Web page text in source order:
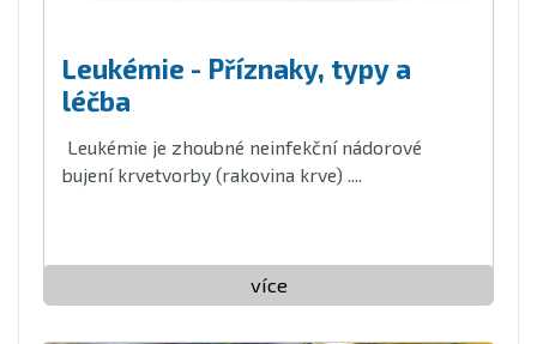
Leukémie - Příznaky, typy a
léčba
Leukémie je zhoubné neinfekční nádorové
bujení krvetvorby (rakovina krve) ....
více